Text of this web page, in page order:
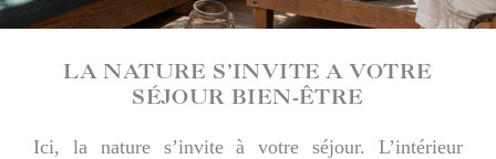
LA NATURE S’INVITE A VOTRE
SÉJOUR BIEN-ÊTRE
Ici, la nature s’invite à votre séjour. L’intérieur